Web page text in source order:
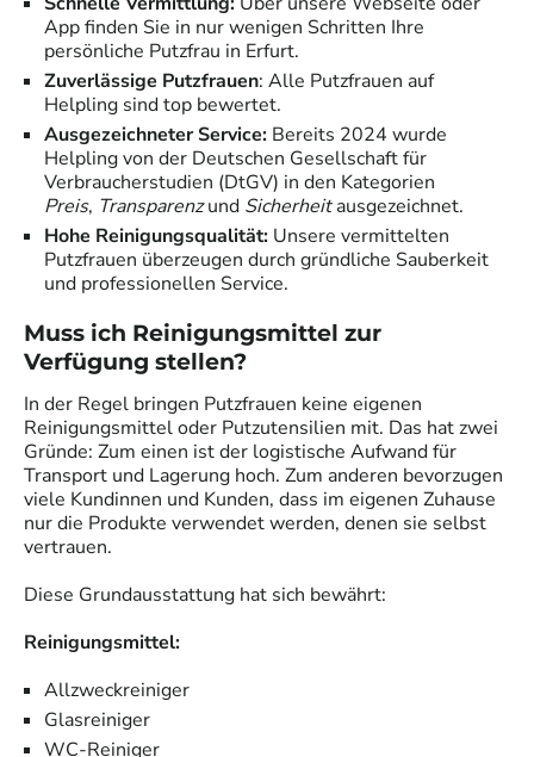
App finden Sie in nur wenigen Schritten Ihre
persönliche Putzfrau in Erfurt.
Zuverlässige Putzfrauen: Alle Putzfrauen auf
Helpling sind top bewertet.
Ausgezeichneter Service: Bereits 2024 wurde
Helpling von der Deutschen Gesellschaft für
Verbraucherstudien (DtGV) in den Kategorien
Preis, Transparenzund Sicherheitausgezeichnet.
Hohe Reinigungsqualität: Unsere vermittelten
Putzfrauen überzeugen durch gründliche Sauberkeit
und professionellen Service.
Muss ich Reinigungsmittel zur
Verfügung stellen?
In der Regel bringen Putzfrauen keine eigenen
Reinigungsmittel oder Putzutensilien mit. Das hat zwei
Gründe: Zum einen ist der logistische Aufwand für
Transport und Lagerung hoch. Zum anderen bevorzugen
viele Kundinnen und Kunden, dass im eigenen Zuhause
nur die Produkte verwendet werden, denen sie selbst
vertrauen.
Diese Grundausstattung hat sich bewährt:
Reinigungsmittel:
Allzweckreiniger
Glasreiniger
WC-Reiniger